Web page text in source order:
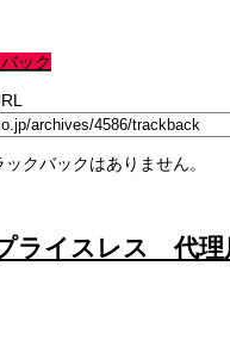
ック
クバックはありません。